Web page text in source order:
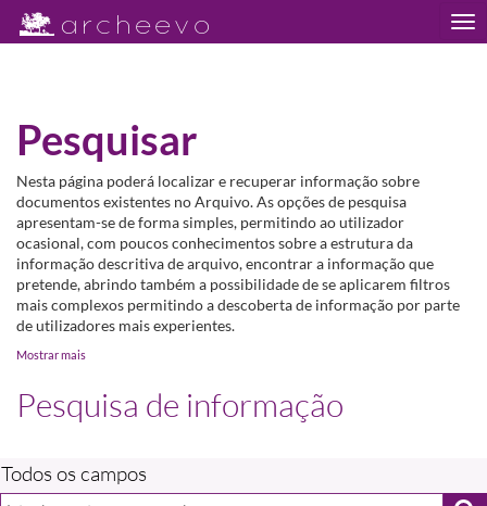
Pesquisar
Nesta página poderá localizar e recuperar informação sobre
documentos existentes no Arquivo. As opções de pesquisa
apresentam-se de forma simples, permitindo ao utilizador
ocasional, com poucos conhecimentos sobre a estrutura da
informação descritiva de arquivo, encontrar a informação que
pretende, abrindo também a possibilidade de se aplicarem filtros
mais complexos permitindo a descoberta de informação por parte
de utilizadores mais experientes.
Mostrar mais
Pesquisa de informação
Todos os campos